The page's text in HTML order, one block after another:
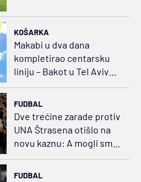
KOŠARKA
Makabi u dva dana
kompletirao centarsku
liniju – Bakot u Tel Avivu
za 500.000 dolara
FUDBAL
Dve trećine zarade protiv
UNA Štrasena otišlo na
novu kaznu: A mogli smo
da pojačamo tim
FUDBAL